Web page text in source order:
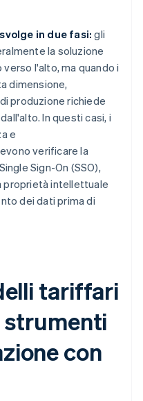
in due fasi:gli
la soluzione
l'alto, ma quando i
dimensione,
produzione richiede
In questi casi, i
e
verificare la
Sign-On (SSO),
proprietà intellettuale
dei dati prima di
tariffari
con